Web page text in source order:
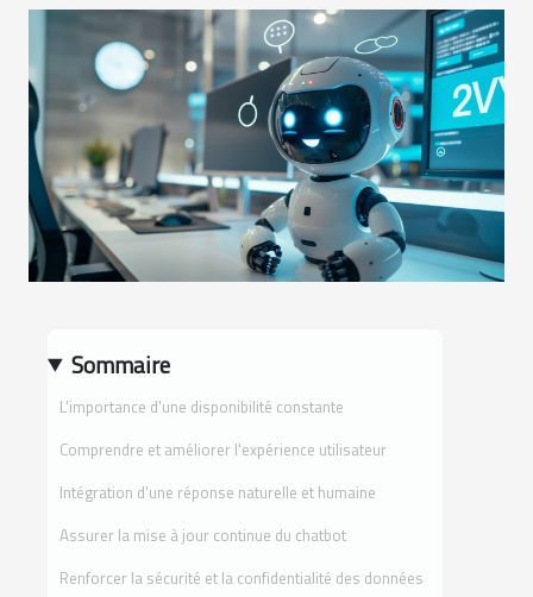
Sommaire
L'importance d'une disponibilité constante
Comprendre et améliorer l'expérience utilisateur
Intégration d'une réponse naturelle et humaine
Assurer la mise à jour continue du chatbot
Renforcer la sécurité et la confidentialité des données